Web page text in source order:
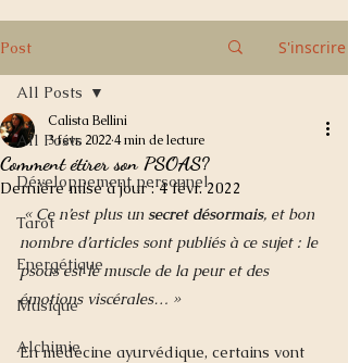
Post S'inscrire
All Posts
Développement personnel
Tarot
Energétique
Musique
Alchimie
All Posts
Comment étirer son PSOAS?
Calista Bellini
3 févr. 20224 min de lecture
Dernière mise à jour :4 févr. 2022
« Ce n’est plus un secret désormais, et bon
nombre d’articles sont publiés à ce sujet : le
psoas est le muscle de la peur et des
émotions viscérales… »
En médecine ayurvédique, certains vont